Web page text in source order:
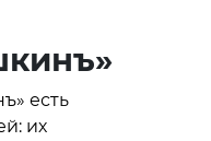
есть
их